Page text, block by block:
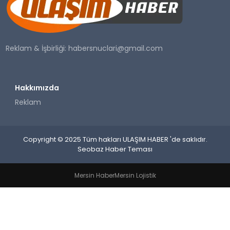
SAĞLIK
YAŞAM
Reklam & İşbirliği:habersnuclari@gmail.com
Hakkımızda
Reklam
Copyright © 2025 Tüm hakları ULAŞIM HABER 'de saklıdır.
Seobaz Haber Teması
Mersin HaberMersin Lojistik